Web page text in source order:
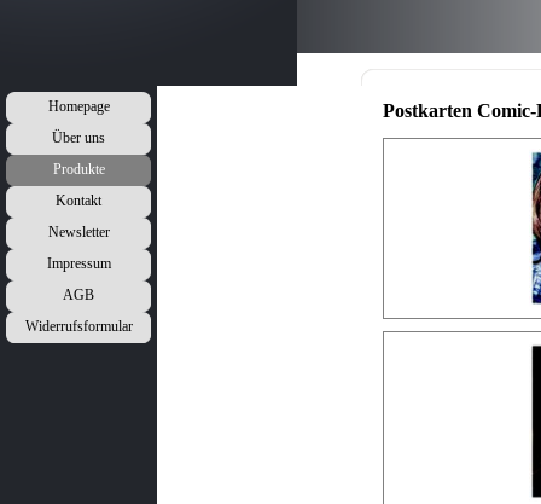
Homepage
Über uns
Produkte
Kontakt
Newsletter
Impressum
AGB
Widerrufsformular
Postkarten